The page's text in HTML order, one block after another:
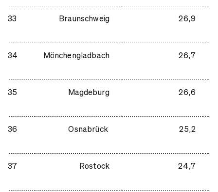
33 Braunschweig 26,9
34 Mönchengladbach 26,7
35 Magdeburg 26,6
36 Osnabrück 25,2
37 Rostock 24,7